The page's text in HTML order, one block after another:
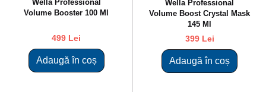
Wella Professional
Volume Booster 100 Ml
499 Lei
Adaugă în coș
Wella Professional
Volume Boost Crystal Mask
145 Ml
399 Lei
Adaugă în coș